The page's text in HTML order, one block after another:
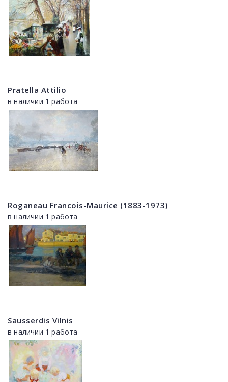
Pratella Attilio
в наличии 1 работа
Roganeau Francois-Maurice (1883-1973)
в наличии 1 работа
Sausserdis Vilnis
в наличии 1 работа